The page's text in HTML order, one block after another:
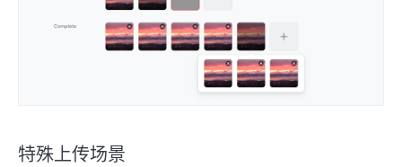
特殊上传场景